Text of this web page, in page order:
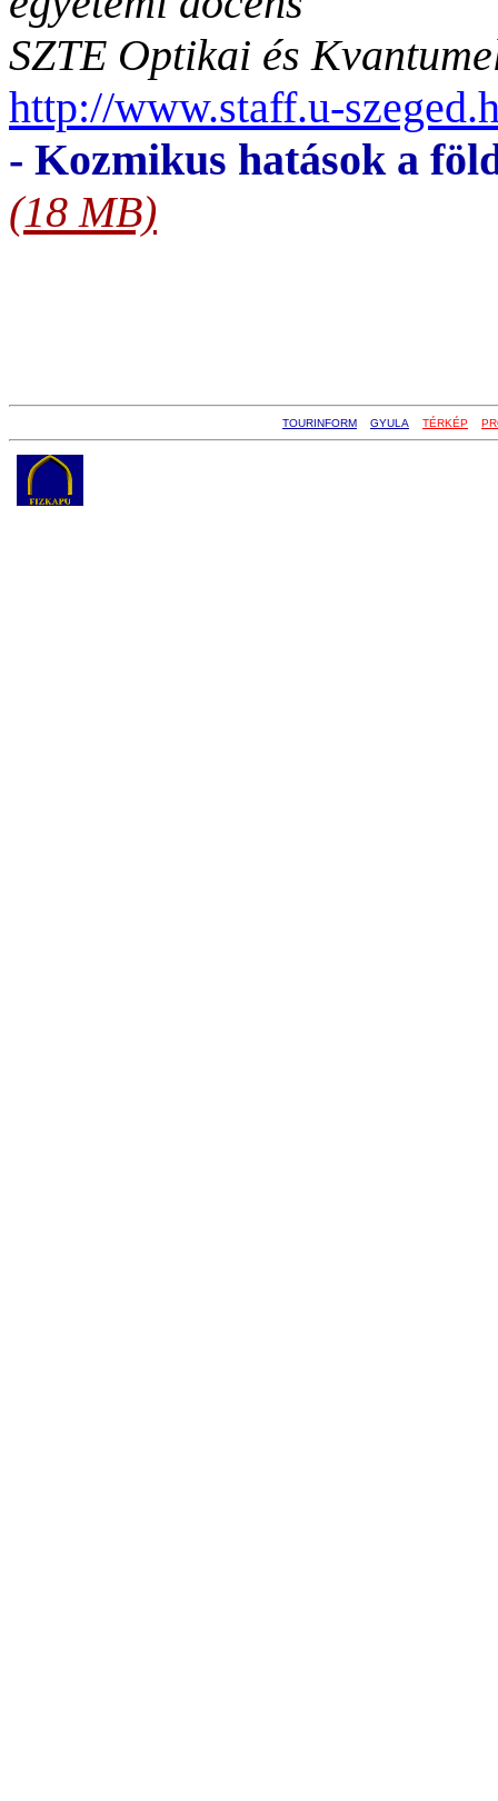
SZTE Optikai és
http://www.staff.u-
- Kozmikus hatások a
(18 MB)
TOURINFORM GYULA TÉRKÉP